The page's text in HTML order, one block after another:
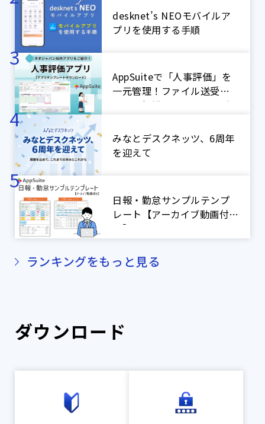
desknet’s NEOモバイルア
プリを使用する手順
AppSuiteで「人事評価」を
一元管理！ファイル送受信
による煩雑なやり取りをゼ
アプリ紹介】
みなとデスクネッツ、6周年
を迎えて
日報・勤怠サンプルテンプ
レート【アーカイブ動画付
き】
ランキングをもっと見る
ダウンロード